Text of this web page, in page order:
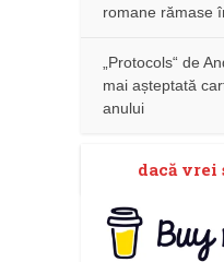
romane rămase
„Protocols“ de
mai așteptată
anului
dacă vrei